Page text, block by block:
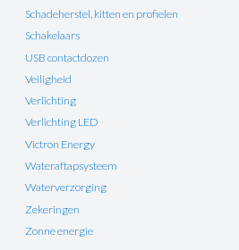
Schadeherstel, kitten en profielen
Schakelaars
USB contactdozen
Veiligheid
Verlichting
Verlichting LED
Victron Energy
Wateraftapsysteem
Waterverzorging
Zekeringen
Zonne energie